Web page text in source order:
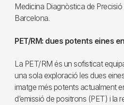
Medicina Diagnòstica de
Barcelona.
PET/RM: dues potents eines
La PET/RM és un sofisticat
una sola exploració les dues
imatge més potents actualment
d’emissió de positrons (PET) i la